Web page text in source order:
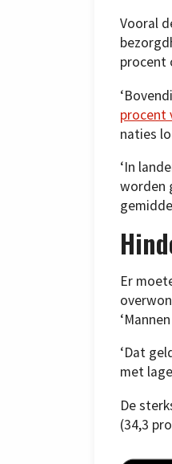
Vooral
procent
procent
naties
‘In
worden
Er
‘Dat
met
De
(34,3